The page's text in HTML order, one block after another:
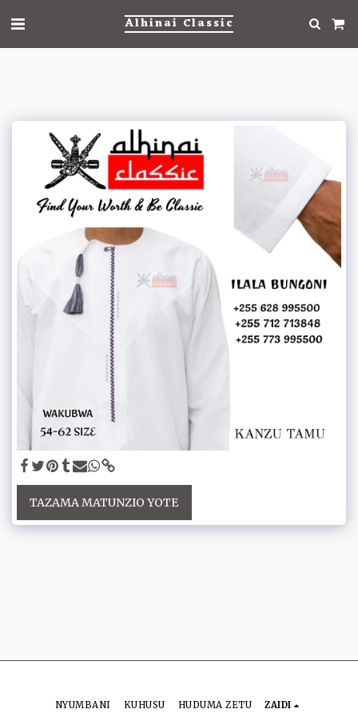
Alhinai Classic
TAZAMA MATUNZIO YOTE
NYUMBANI KUHUSU HUDUMA ZETU ZAIDI